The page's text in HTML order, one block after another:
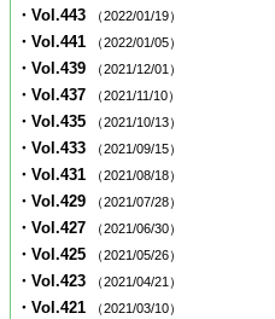
・Vol.443 （2022/01/19）
・Vol.441 （2022/01/05）
・Vol.439 （2021/12/01）
・Vol.437 （2021/11/10）
・Vol.435 （2021/10/13）
・Vol.433 （2021/09/15）
・Vol.431 （2021/08/18）
・Vol.429 （2021/07/28）
・Vol.427 （2021/06/30）
・Vol.425 （2021/05/26）
・Vol.423 （2021/04/21）
・Vol.421 （2021/03/10）